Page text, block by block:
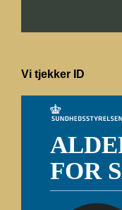
Vi tjekker ID